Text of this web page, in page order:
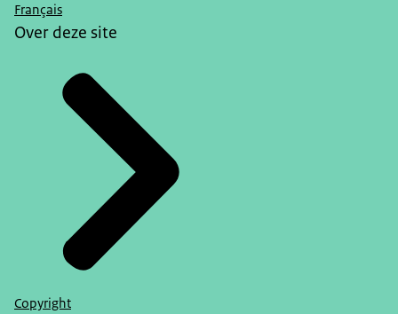
Français
Over deze site
Copyright